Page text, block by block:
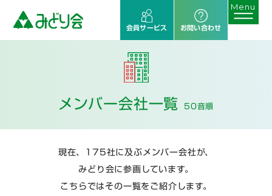
会員サービス お問い合わせ
メンバー会社一覧 50音順
現在、175社に及ぶメンバー会社が、
みどり会に参画しています。
こちらではその一覧をご紹介します。